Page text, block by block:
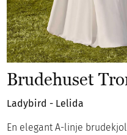
Brudehuset
Ladybird - Lelida
En elegant A-linje